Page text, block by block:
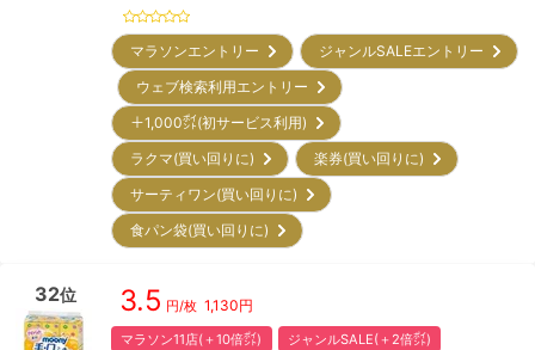
マラソンエントリー
ジャンルSALEエントリー
ウェブ検索利用エントリー
＋1,000㌽(初サービス利用)
ラクマ(買い回りに)
楽券(買い回りに)
サーティワン(買い回りに)
食パン袋(買い回りに)
32位 3.5 円/枚 1,130円
マラソン11店(＋10倍㌽)
ジャンルSALE(＋2倍㌽)